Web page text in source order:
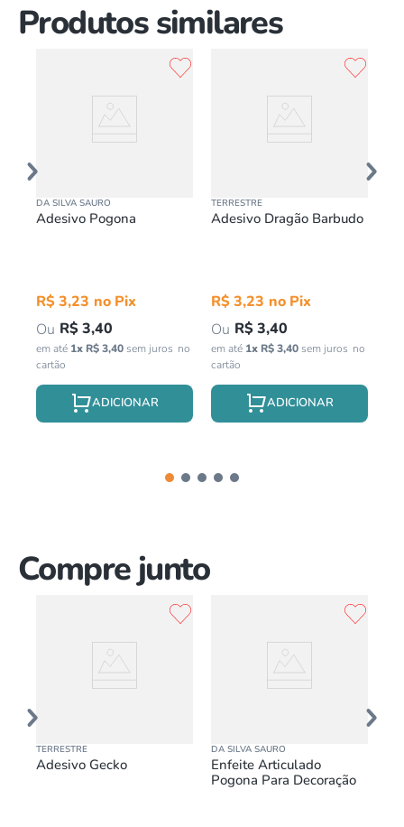
Produtos similares
DA SILVA SAURO
Adesivo Pogona
R$3,23
R$3,40
em até 1x R$3,40sem juros
TERRESTRE
Adesivo Dragão Barbudo
R$3,23
R$3,40
em até 1x R$3,40sem juros
Compre junto
TERRESTRE
Adesivo Gecko
DA SILVA SAURO
Enfeite Articulado
Pogona Para Decoração